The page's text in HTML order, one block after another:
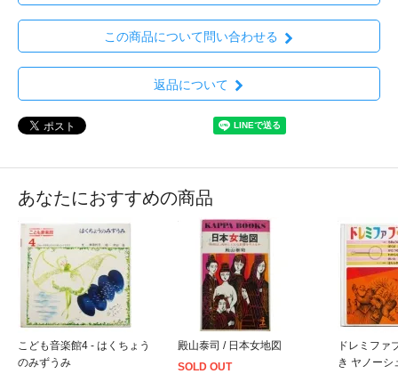
この商品について問い合わせる
返品について
あなたにおすすめの商品
こども音楽館4 - はくちょう
のみずうみ
殿山泰司 / 日本女地図
SOLD OUT
ドレミファ
き ヤノーシ